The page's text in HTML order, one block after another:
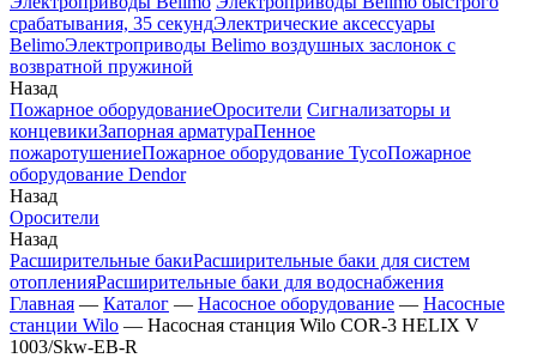
срабатывания, 35 секундЭлектрические аксессуары
BelimoЭлектроприводы Belimo воздушных заслонок c
возвратной пружиной
Назад
Пожарное оборудованиеОросители Сигнализаторы и
концевикиЗапорная арматураПенное
пожаротушениеПожарное оборудование TycoПожарное
оборудование Dendor
Назад
Оросители
Назад
Расширительные бакиРасширительные баки для систем
отопленияРасширительные баки для водоснабжения
Главная — Каталог — Насосное оборудование — Насосные
станции Wilo — Насосная станция Wilo COR-3 HELIX V
1003/Skw-EB-R